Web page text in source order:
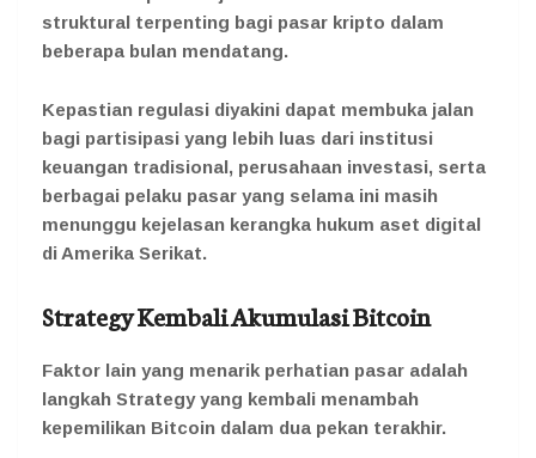
struktural terpenting bagi pasar kripto dalam
beberapa bulan mendatang.
Kepastian regulasi diyakini dapat membuka jalan
bagi partisipasi yang lebih luas dari institusi
keuangan tradisional, perusahaan investasi, serta
berbagai pelaku pasar yang selama ini masih
menunggu kejelasan kerangka hukum aset digital
di Amerika Serikat.
Strategy Kembali Akumulasi Bitcoin
Faktor lain yang menarik perhatian pasar adalah
langkah Strategy yang kembali menambah
kepemilikan Bitcoin dalam dua pekan terakhir.